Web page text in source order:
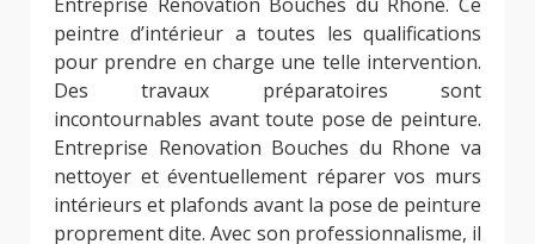
peintre d’intérieur a toutes les qualifications
pour prendre en charge une telle intervention.
Des travaux préparatoires sont
incontournables avant toute pose de peinture.
Entreprise Renovation Bouches du Rhone va
nettoyer et éventuellement réparer vos murs
intérieurs et plafonds avant la pose de peinture
proprement dite. Avec son professionnalisme, il